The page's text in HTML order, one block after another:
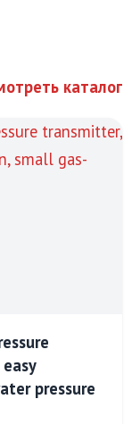
каталог
pressure